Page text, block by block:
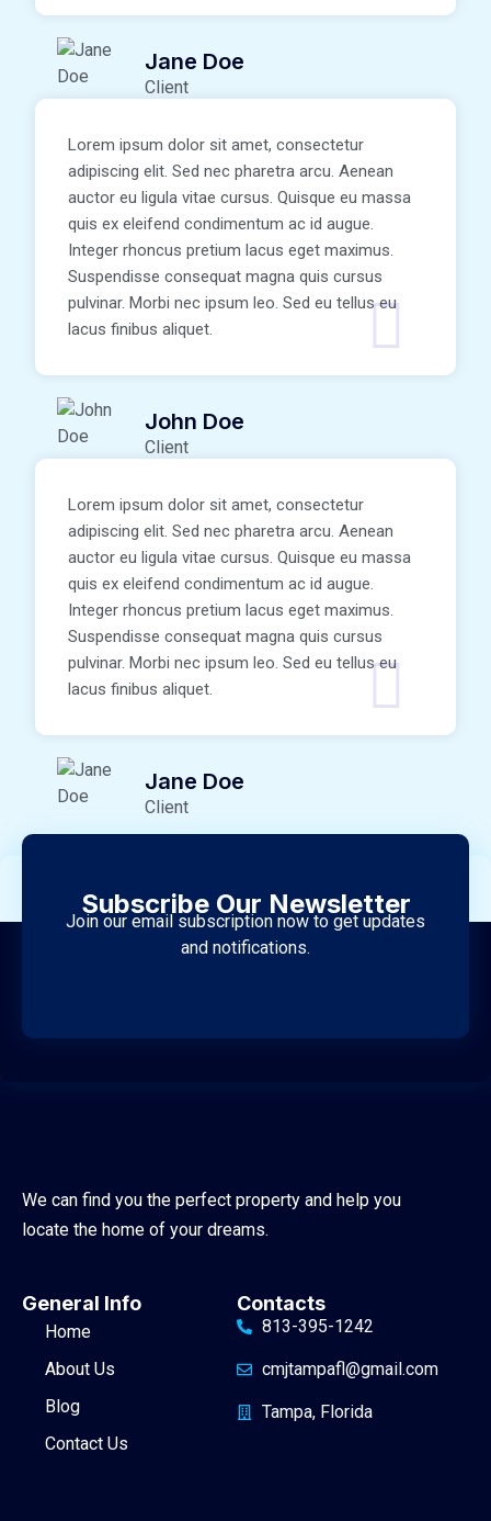
Jane Doe
Client
Lorem ipsum dolor sit amet, consectetur
adipiscing elit. Sed nec pharetra arcu. Aenean
auctor eu ligula vitae cursus. Quisque eu massa
quis ex eleifend condimentum ac id augue.
Integer rhoncus pretium lacus eget maximus.
Suspendisse consequat magna quis cursus
pulvinar. Morbi nec ipsum leo. Sed eu tellus eu
lacus finibus aliquet.
John Doe
Client
Lorem ipsum dolor sit amet, consectetur
adipiscing elit. Sed nec pharetra arcu. Aenean
auctor eu ligula vitae cursus. Quisque eu massa
quis ex eleifend condimentum ac id augue.
Integer rhoncus pretium lacus eget maximus.
Suspendisse consequat magna quis cursus
pulvinar. Morbi nec ipsum leo. Sed eu tellus eu
lacus finibus aliquet.
Jane Doe
Client
Subscribe Our Newsletter
Join our email subscription now to get updates
and notifications.
We can find you the perfect property and help you
locate the home of your dreams.
General Info
Home
About Us
Blog
Contact Us
Contacts
813-395-1242
cmjtampafl@gmail.com
Tampa, Florida